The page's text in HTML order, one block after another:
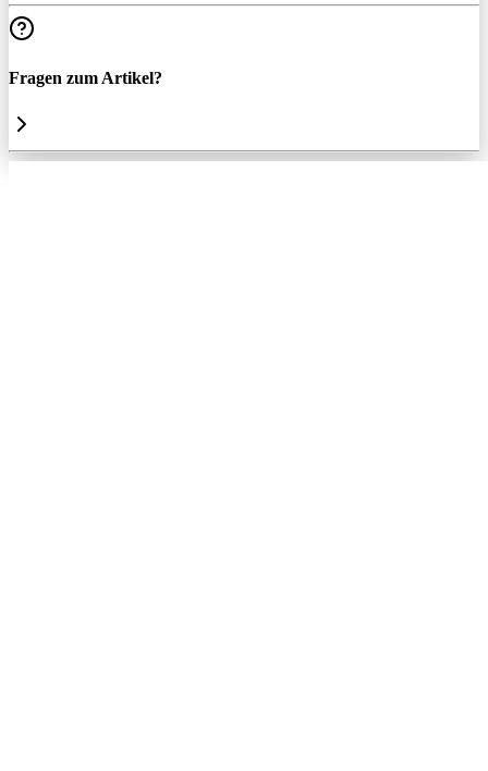
Fragen zum Artikel?